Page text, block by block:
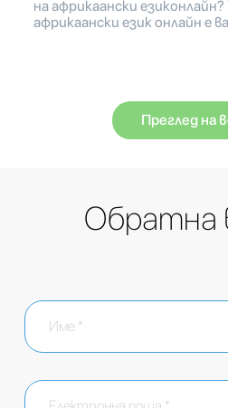
на африкаански
африкаански език онлайн е
Преглед на
Обратна